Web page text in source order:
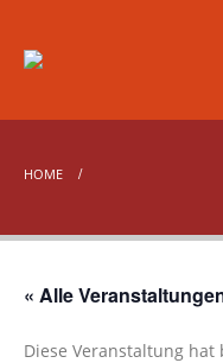
HOME
« Alle
Diese Veranstaltung